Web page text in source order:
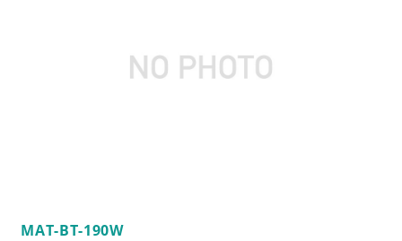
MAT-BT-190W